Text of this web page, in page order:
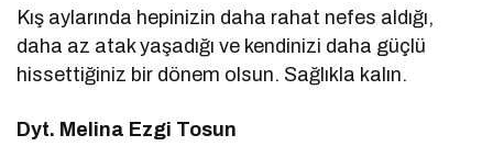
Kış aylarında hepinizin daha rahat nefes aldığı,
daha az atak yaşadığı ve kendinizi daha güçlü
hissettiğiniz bir dönem olsun. Sağlıkla kalın.
Dyt. Melina Ezgi Tosun